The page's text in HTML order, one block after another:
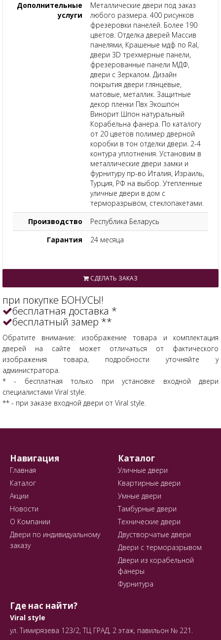
Дополнительные
услуги
Металлические двери под заказ
любого размера. 400 рисунков
фрезеровки панелей. Более 190
цветов. Отделка дверей Массив
панелями, Крашеные мдф по Ral,
двери 3D трехмерные панели,
фрезерованные панели МДФ,
двери с Зеркалом. Дизайн
покрытия двери глянцевые,
матовые, металлик. Защитные
декор пленки Пвх Экошпон
Винорит Шпон натуральный
Корабельна фанера. По каталогу
от 20 цветов полимер дверной
коробки в тон отделки двери. 2-4
контура уплотнения. Установим в
металлические двери замки и
фурнитуру пр-во Италия, Израиль,
Турция, РФ на выбор. Утепленные
уличные двери в дом с
терморазрывом, стеклопакетами.
Производство
Республика Беларусь
Гарантия
24 месяца
СДЕЛАТЬ ЗАКАЗ
при покупке БОНУСЫ!
бесплатная доставка *
бесплатный замер **
Обратите внимание: изображение товара и комплектация
дверей на сайте может отличаться от фактического
изображения товара, подробности уточняйте у
администратора.
* - бесплатная только при установке входной двери
специалистами Viral style.
** - при заказе входной двери от Viral style.
Навигация
Главная
Каталог
Акции
Новости
О Компании
Двери по индивидуальному
заказу
Каталог
Уличные двери
Квартирные двери
Умные двери
Тамбурные двери
Технические двери
Двустворчатые двери
Двери с терморазрывом
Двери из корабельной
фанеры
Фурнитура
Где нас найти?
Viral style
ул. Тимирязева 123/2, ТЦ ГРАД, 2 этаж, павильон № 221.